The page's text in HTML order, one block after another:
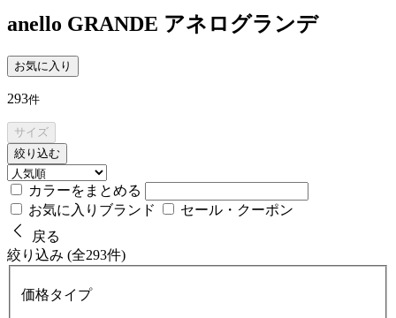
anello GRANDE アネログランデ
お気に入り
293件
サイズ
絞り込む
カラーをまとめる
お気に入りブランド
セール・クーポン
戻る
絞り込み (全293件)
価格タイプ